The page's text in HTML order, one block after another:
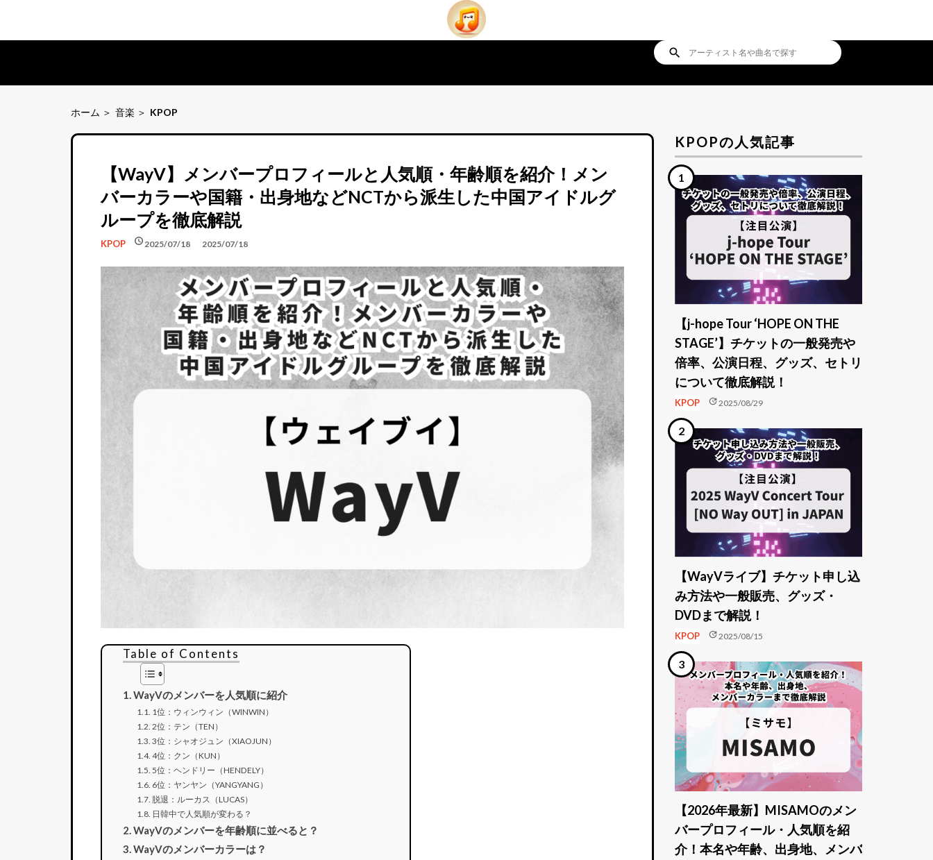
search
ホーム 音楽 KPOP
【WayV】メンバープロフィールと人気順・年齢順を紹介！メン
バーカラーや国籍・出身地などNCTから派生した中国アイドルグ
ループを徹底解説
KPOP schedule2025/07/18
schedule 2025/07/18
Table of Contents
WayVのメンバーを人気順に紹介
1位：ウィンウィン（WINWIN）
2位：テン（TEN）
3位：シャオジュン（XIAOJUN）
4位：クン（KUN）
5位：ヘンドリー（HENDELY）
6位：ヤンヤン（YANGYANG）
脱退：ルーカス（LUCAS）
日韓中で人気順が変わる？
WayVのメンバーを年齢順に並べると？
WayVのメンバーカラーは？
KPOPの人気記事
【j-hope Tour ‘HOPE ON THE
STAGE’】チケットの一般発売や
倍率、公演日程、グッズ、セトリ
について徹底解説！
KPOP update2025/08/29
【WayVライブ】チケット申し込
み方法や一般販売、グッズ・
DVDまで解説！
KPOP update2025/08/15
【2026年最新】MISAMOのメン
バープロフィール・人気順を紹
介！本名や年齢、出身地、メンバ